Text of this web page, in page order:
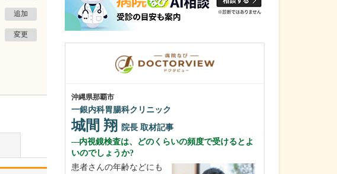
追加
変更
沖縄県那覇市
一銀内科胃腸科クリニック
城間 翔 院長 取材記事
内視鏡検査は、どのくらいの頻度で受けるとよ
いのでしょうか?
患者さんの年齢などにも